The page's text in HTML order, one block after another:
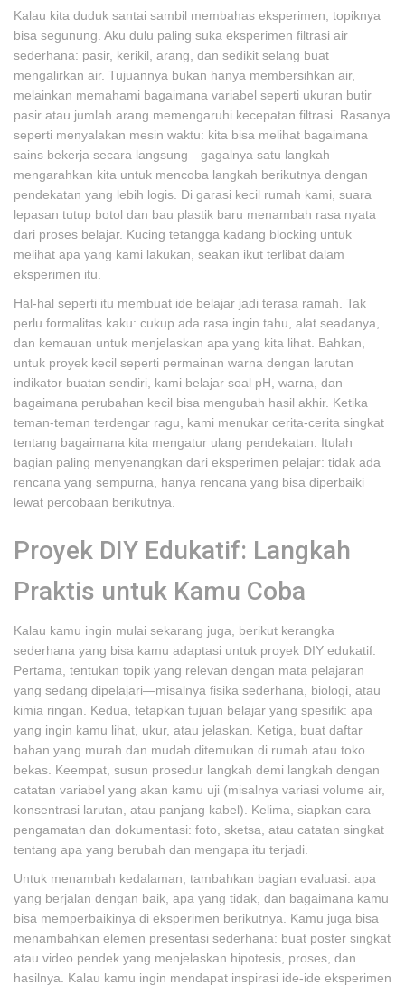
Kalau kita duduk santai sambil membahas eksperimen, topiknya
bisa segunung. Aku dulu paling suka eksperimen filtrasi air
sederhana: pasir, kerikil, arang, dan sedikit selang buat
mengalirkan air. Tujuannya bukan hanya membersihkan air,
melainkan memahami bagaimana variabel seperti ukuran butir
pasir atau jumlah arang memengaruhi kecepatan filtrasi. Rasanya
seperti menyalakan mesin waktu: kita bisa melihat bagaimana
sains bekerja secara langsung—gagalnya satu langkah
mengarahkan kita untuk mencoba langkah berikutnya dengan
pendekatan yang lebih logis. Di garasi kecil rumah kami, suara
lepasan tutup botol dan bau plastik baru menambah rasa nyata
dari proses belajar. Kucing tetangga kadang blocking untuk
melihat apa yang kami lakukan, seakan ikut terlibat dalam
eksperimen itu.
Hal-hal seperti itu membuat ide belajar jadi terasa ramah. Tak
perlu formalitas kaku: cukup ada rasa ingin tahu, alat seadanya,
dan kemauan untuk menjelaskan apa yang kita lihat. Bahkan,
untuk proyek kecil seperti permainan warna dengan larutan
indikator buatan sendiri, kami belajar soal pH, warna, dan
bagaimana perubahan kecil bisa mengubah hasil akhir. Ketika
teman-teman terdengar ragu, kami menukar cerita-cerita singkat
tentang bagaimana kita mengatur ulang pendekatan. Itulah
bagian paling menyenangkan dari eksperimen pelajar: tidak ada
rencana yang sempurna, hanya rencana yang bisa diperbaiki
lewat percobaan berikutnya.
Proyek DIY Edukatif: Langkah
Praktis untuk Kamu Coba
Kalau kamu ingin mulai sekarang juga, berikut kerangka
sederhana yang bisa kamu adaptasi untuk proyek DIY edukatif.
Pertama, tentukan topik yang relevan dengan mata pelajaran
yang sedang dipelajari—misalnya fisika sederhana, biologi, atau
kimia ringan. Kedua, tetapkan tujuan belajar yang spesifik: apa
yang ingin kamu lihat, ukur, atau jelaskan. Ketiga, buat daftar
bahan yang murah dan mudah ditemukan di rumah atau toko
bekas. Keempat, susun prosedur langkah demi langkah dengan
catatan variabel yang akan kamu uji (misalnya variasi volume air,
konsentrasi larutan, atau panjang kabel). Kelima, siapkan cara
pengamatan dan dokumentasi: foto, sketsa, atau catatan singkat
tentang apa yang berubah dan mengapa itu terjadi.
Untuk menambah kedalaman, tambahkan bagian evaluasi: apa
yang berjalan dengan baik, apa yang tidak, dan bagaimana kamu
bisa memperbaikinya di eksperimen berikutnya. Kamu juga bisa
menambahkan elemen presentasi sederhana: buat poster singkat
atau video pendek yang menjelaskan hipotesis, proses, dan
hasilnya. Kalau kamu ingin mendapat inspirasi ide-ide eksperimen